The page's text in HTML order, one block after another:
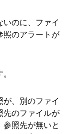
いのに、ファイ
照のアラートが
が、別のファイ
先のファイルが
参照先が無いと